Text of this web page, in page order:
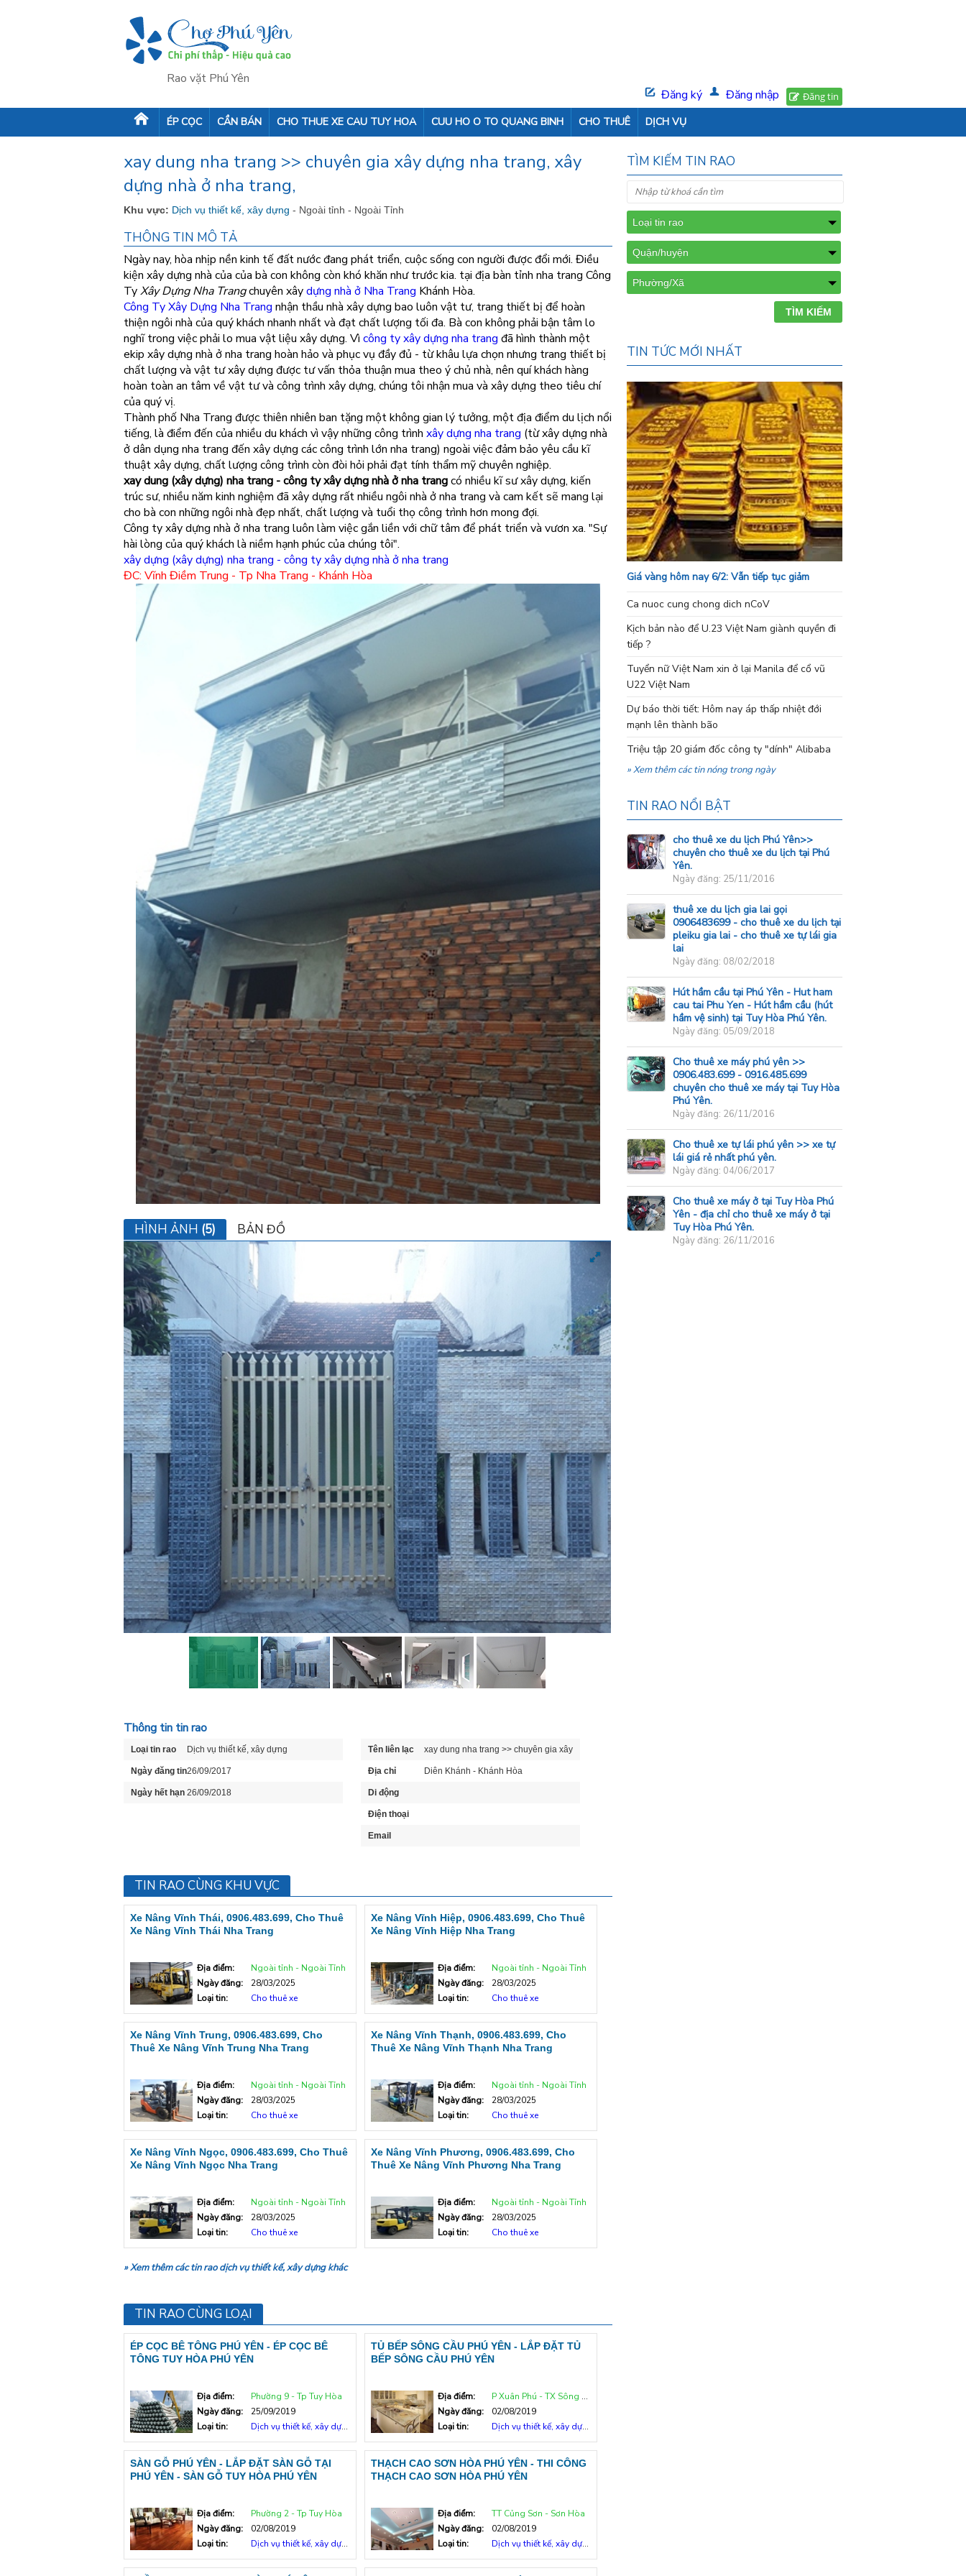
Rao vặt Phú Yên
Đăng tin
Đăng nhập
Đăng ký
ÉP CỌC CẦN BÁN CHO THUE XE CAU TUY HOA CUU HO O TO QUANG BINH CHO THUÊ DỊCH VỤ
xay dung nha trang >> chuyên gia xây dựng nha trang, xây
dựng nhà ở nha trang,
Khu vực: Dịch vụ thiết kế, xây dựng - Ngoài tỉnh - Ngoài Tỉnh
THÔNG TIN MÔ TẢ
Ngày nay, hòa nhịp nền kinh tế đất nước đang phát triển, cuộc sống con người được đổi mới. Điều
kiện xây dựng nhà của của bà con không còn khó khăn như trước kia. tại địa bàn tỉnh nha trang Công
TyXây Dựng Nha Trangchuyên xâydựng nhà ở Nha Trang Khánh Hòa.
Công Ty Xây Dựng Nha Trang nhận thầu nhà xây dựng bao luôn vật tư, trang thiết bị để hoàn
thiện ngôi nhà của quý khách nhanh nhất và đạt chất lượng tối đa. Bà con không phải bận tâm lo
nghĩ trong việc phải lo mua vật liệu xây dựng. Vì công ty xây dựng nha trang đã hình thành một
ekip xây dựng nhà ở nha trang hoàn hảo và phục vụ đầy đủ - từ khâu lựa chọn nhưng trang thiết bị
chất lượng và vật tư xây dựng được tư vấn thỏa thuận mua theo ý chủ nhà, nên quí khách hàng
hoàn toàn an tâm về vật tư và công trình xây dựng, chúng tôi nhận mua và xây dựng theo tiêu chí
của quý vị.
Thành phố Nha Trang được thiên nhiên ban tặng một không gian lý tưởng, một địa điểm du lịch nổi
tiếng, là điểm đến của nhiều du khách vì vậy những công trình xây dựng nha trang (từ xây dựng nhà
ở dân dụng nha trang đến xây dựng các công trình lớn nha trang) ngoài việc đảm bảo yêu cầu kĩ
thuật xây dựng, chất lượng công trình còn đòi hỏi phải đạt tính thẩm mỹ chuyên nghiệp.
xay dung (xây dựng) nha trang - công ty xây dựng nhà ở nha trangcó nhiều kĩ sư xây dựng, kiến
trúc sư, nhiều năm kinh nghiệm đã xây dựng rất nhiều ngôi nhà ở nha trang và cam kết sẽ mang lại
cho bà con những ngôi nhà đẹp nhất, chất lượng và tuổi thọ công trình hơn mong đợi.
Công ty xây dựng nhà ở nha trang luôn làm việc gắn liền với chữ tâm để phát triển và vươn xa. "Sự
hài lòng của quý khách là niềm hạnh phúc của chúng tôi".
xây dựng (xây dựng) nha trang - công ty xây dựng nhà ở nha trang
ĐC: Vĩnh Điềm Trung - Tp Nha Trang - Khánh Hòa
HÌNH ẢNH (5) BẢN ĐỒ
Thông tin tin rao
Loại tin rao Dịch vụ thiết kế, xây dựng
Ngày đăng tin26/09/2017
Ngày hết hạn 26/09/2018
Tên liên lạc xay dung nha trang >> chuyên gia xây
dựng nha trang
Địa chỉ Diên Khánh - Khánh Hòa
Di động
Điện thoại
Email
TIN RAO CÙNG KHU VỰC
Xe Nâng Vĩnh Thái, 0906.483.699, Cho Thuê
Xe Nâng Vĩnh Thái Nha Trang
Địa điểm:
Ngoài tỉnh - Ngoài Tỉnh
Ngày đăng:
28/03/2025
Loại tin:
Cho thuê xe
Xe Nâng Vĩnh Hiệp, 0906.483.699, Cho Thuê
Xe Nâng Vĩnh Hiệp Nha Trang
Địa điểm:
Ngoài tỉnh - Ngoài Tỉnh
Ngày đăng:
28/03/2025
Loại tin:
Cho thuê xe
Xe Nâng Vĩnh Trung, 0906.483.699, Cho
Thuê Xe Nâng Vĩnh Trung Nha Trang
Địa điểm:
Ngoài tỉnh - Ngoài Tỉnh
Ngày đăng:
28/03/2025
Loại tin:
Cho thuê xe
Xe Nâng Vĩnh Thạnh, 0906.483.699, Cho
Thuê Xe Nâng Vĩnh Thạnh Nha Trang
Địa điểm:
Ngoài tỉnh - Ngoài Tỉnh
Ngày đăng:
28/03/2025
Loại tin:
Cho thuê xe
Xe Nâng Vĩnh Ngọc, 0906.483.699, Cho Thuê
Xe Nâng Vĩnh Ngọc Nha Trang
Địa điểm:
Ngoài tỉnh - Ngoài Tỉnh
Ngày đăng:
28/03/2025
Loại tin:
Cho thuê xe
Xe Nâng Vĩnh Phương, 0906.483.699, Cho
Thuê Xe Nâng Vĩnh Phương Nha Trang
Địa điểm:
Ngoài tỉnh - Ngoài Tỉnh
Ngày đăng:
28/03/2025
Loại tin:
Cho thuê xe
» Xem thêm các tin rao dịch vụ thiết kế, xây dựng khác
TIN RAO CÙNG LOẠI
ÉP CỌC BÊ TÔNG PHÚ YÊN - ÉP CỌC BÊ
TÔNG TUY HÒA PHÚ YÊN
Địa điểm:
Phường 9 - Tp Tuy Hòa
Ngày đăng:
25/09/2019
Loại tin:
Dịch vụ thiết kế, xây dựng
TỦ BẾP SÔNG CẦU PHÚ YÊN - LẮP ĐẶT TỦ
BẾP SÔNG CẦU PHÚ YÊN
Địa điểm:
P Xuân Phú - TX Sông Cầu
Ngày đăng:
02/08/2019
Loại tin:
Dịch vụ thiết kế, xây dựng
SÀN GỖ PHÚ YÊN - LẮP ĐẶT SÀN GỖ TẠI
PHÚ YÊN - SÀN GỖ TUY HÒA PHÚ YÊN
Địa điểm:
Phường 2 - Tp Tuy Hòa
Ngày đăng:
02/08/2019
Loại tin:
Dịch vụ thiết kế, xây dựng
THẠCH CAO SƠN HÒA PHÚ YÊN - THI CÔNG
THẠCH CAO SƠN HÒA PHÚ YÊN
Địa điểm:
TT Củng Sơn - Sơn Hòa
Ngày đăng:
02/08/2019
Loại tin:
Dịch vụ thiết kế, xây dựng
TÌM KIẾM TIN RAO
TIN TỨC MỚI NHẤT
Giá vàng hôm nay 6/2: Vẫn tiếp tục giảm
Ca nuoc cung chong dich nCoV
Kịch bản nào để U.23 Việt Nam giành quyền đi
tiếp ?
Tuyển nữ Việt Nam xin ở lại Manila để cổ vũ
U22 Việt Nam
Dự báo thời tiết: Hôm nay áp thấp nhiệt đới
mạnh lên thành bão
Triệu tập 20 giám đốc công ty "dính" Alibaba
» Xem thêm các tin nóng trong ngày
TIN RAO NỔI BẬT
cho thuê xe du lịch Phú Yên>>
chuyên cho thuê xe du lịch tại Phú
Yên.
Ngày đăng: 25/11/2016
thuê xe du lịch gia lai gọi
0906483699 - cho thuê xe du lịch tại
pleiku gia lai - cho thuê xe tự lái gia
lai
Ngày đăng: 08/02/2018
Hút hầm cầu tại Phú Yên - Hut ham
cau tai Phu Yen - Hút hầm cầu (hút
hầm vệ sinh) tại Tuy Hòa Phú Yên.
Ngày đăng: 05/09/2018
Cho thuê xe máy phú yên >>
0906.483.699 - 0916.485.699
chuyên cho thuê xe máy tại Tuy Hòa
Phú Yên.
Ngày đăng: 26/11/2016
Cho thuê xe tự lái phú yên >> xe tự
lái giá rẻ nhất phú yên.
Ngày đăng: 04/06/2017
Cho thuê xe máy ở tại Tuy Hòa Phú
Yên - địa chỉ cho thuê xe máy ở tại
Tuy Hòa Phú Yên.
Ngày đăng: 26/11/2016